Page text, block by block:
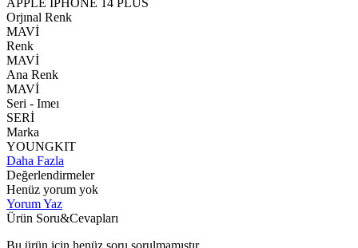
APPLE IPHONE 14 PLUS
Orjınal Renk
MAVİ
Renk
MAVİ
Ana Renk
MAVİ
Seri - Imeı
SERİ
Marka
YOUNGKIT
Daha Fazla
Değerlendirmeler
Henüz yorum yok
Yorum Yaz
Ürün Soru&Cevapları